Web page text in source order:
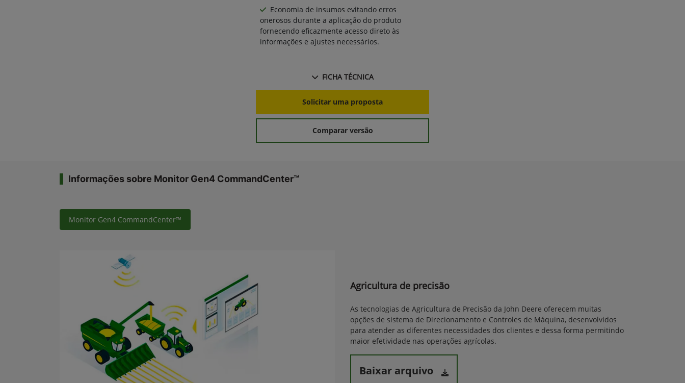
Economia de insumos evitando erros
onerosos durante a aplicação do produto
fornecendo eficazmente acesso direto às
informações e ajustes necessários.
FICHA TÉCNICA
Solicitar uma proposta
Comparar versão
Informações sobre Monitor Gen4 CommandCenter™
Monitor Gen4 CommandCenter™
Agricultura de precisão
As tecnologias de Agricultura de Precisão da John Deere oferecem muitas
opções de sistema de Direcionamento e Controles de Máquina, desenvolvidos
para atender as diferentes necessidades dos clientes e dessa forma permitindo
maior efetividade nas operações agrícolas.
Baixar arquivo